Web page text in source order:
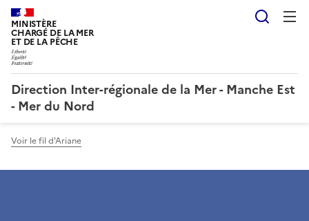
MINISTÈRE
CHARGÉ DE LA MER
ET DE LA PÊCHE
Direction Inter-régionale de la Mer - Manche Est
- Mer du Nord
Voir le fil d'Ariane